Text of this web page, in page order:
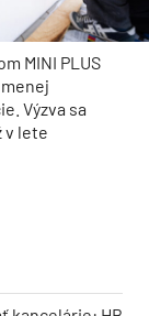
MINI PLUS
Výzva sa
v lete